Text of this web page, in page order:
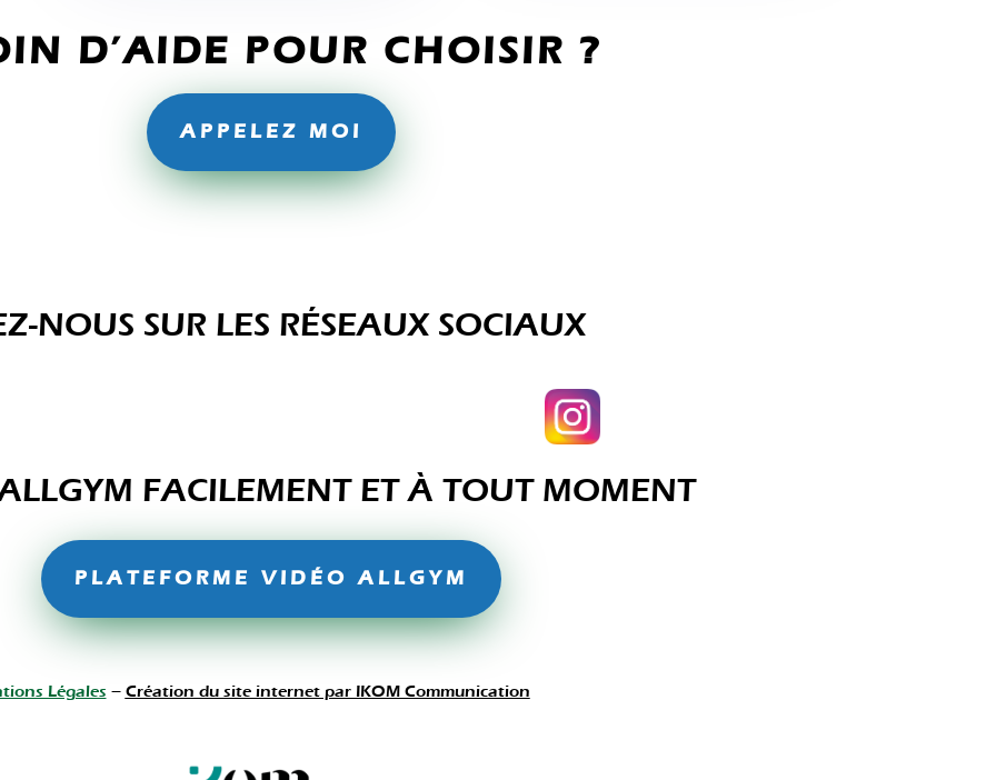
D’AIDE POUR CHOISIR ?
APPELEZ MOI
NOUS SUR LES RÉSEAUX SOCIAUX
ALLGYM FACILEMENT ET À TOUT MOMENT
PLATEFORME VIDÉO ALLGYM
Légales – Création du site internet par IKOM Communication